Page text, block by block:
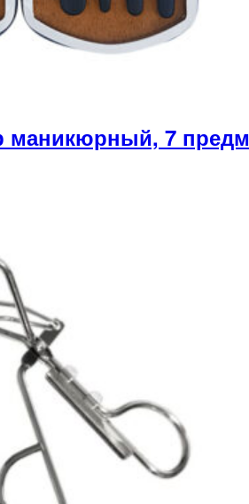
маникюрный, 7